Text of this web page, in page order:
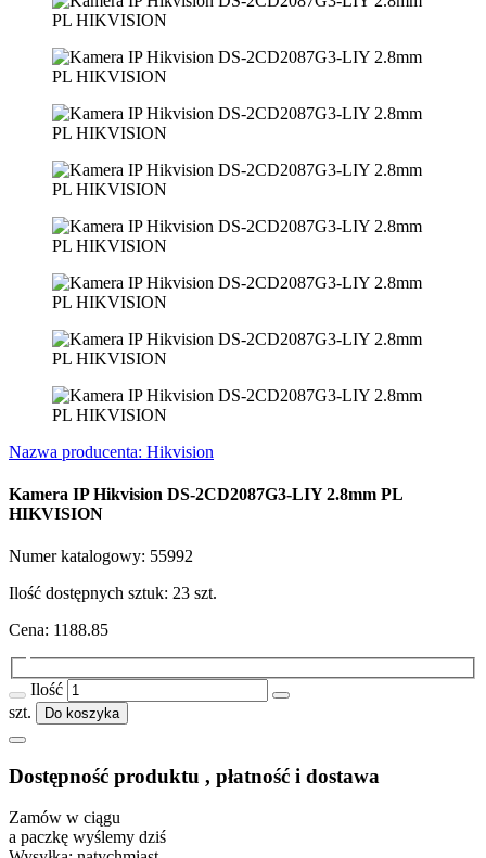
Nazwa producenta: Hikvision
Kamera IP Hikvision DS-2CD2087G3-LIY 2.8mm PL
HIKVISION
Numer katalogowy: 55992
Ilość dostępnych sztuk: 23 szt.
Cena: 1188.85
Ilość
szt.
Do koszyka
Dostępność produktu , płatność i dostawa
Zamów w ciągu
a paczkę wyślemy dziś